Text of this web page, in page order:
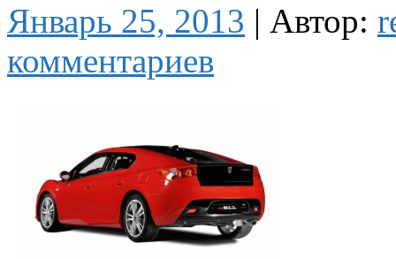
Январь 25, 2013 | Автор:
комментариев